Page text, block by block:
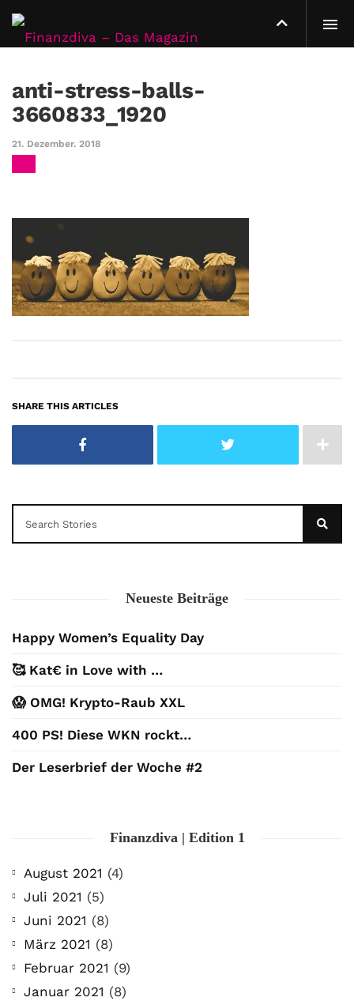
anti-stress-balls-
3660833_1920
21. Dezember. 2018
SHARE THIS ARTICLES
Neueste Beiträge
Happy Women’s Equality Day
🥰 Kat€ in Love with …
😱 OMG! Krypto-Raub XXL
400 PS! Diese WKN rockt…
Der Leserbrief der Woche #2
Finanzdiva | Edition 1
August 2021 (4)
Juli 2021 (5)
Juni 2021 (8)
März 2021 (8)
Februar 2021 (9)
Januar 2021 (8)